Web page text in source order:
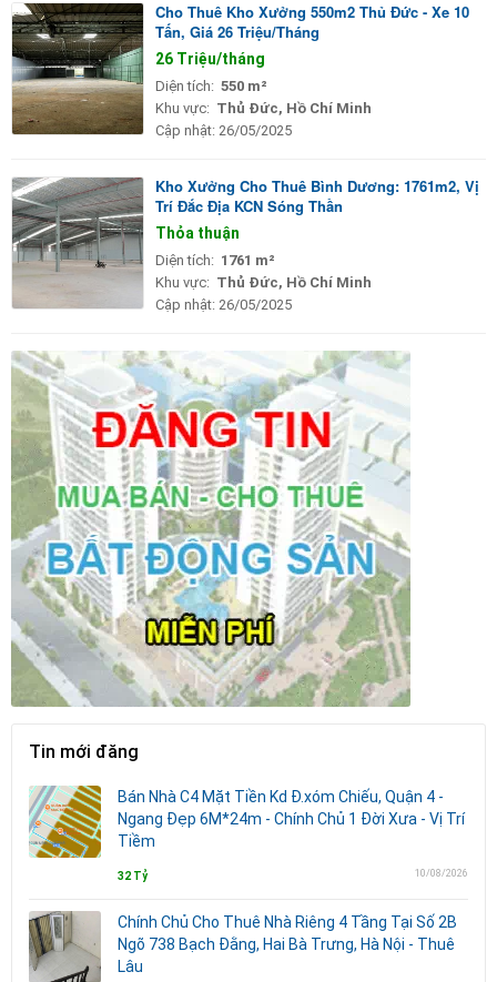
Cho Thuê Kho Xưởng 550m2 Thủ Đức - Xe 10
Tấn, Giá 26 Triệu/Tháng
26 Triệu/tháng
Diện tích: 550 m²
Khu vực: Thủ Đức, Hồ Chí Minh
Cập nhật: 26/05/2025
Kho Xưởng Cho Thuê Bình Dương: 1761m2, Vị
Trí Đắc Địa KCN Sóng Thần
Thỏa thuận
Diện tích: 1761 m²
Khu vực: Thủ Đức, Hồ Chí Minh
Cập nhật: 26/05/2025
Tin mới đăng
Bán Nhà C4 Mặt Tiền Kd Đ.xóm Chiếu, Quận 4 -
Ngang Đẹp 6M*24m - Chính Chủ 1 Đời Xưa - Vị Trí
Tiềm
32 Tỷ 10/08/2026
Chính Chủ Cho Thuê Nhà Riêng 4 Tầng Tại Số 2B
Ngõ 738 Bạch Đằng, Hai Bà Trưng, Hà Nội - Thuê
Lâu